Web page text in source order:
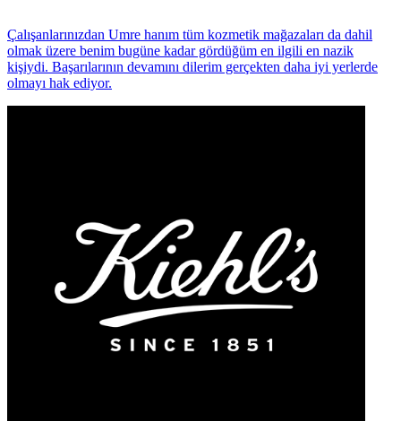
Çalışanlarınızdan Umre hanım tüm kozmetik mağazaları da dahil
olmak üzere benim bugüne kadar gördüğüm en ilgili en nazik
kişiydi. Başarılarının devamını dilerim gerçekten daha iyi yerlerde
olmayı hak ediyor.